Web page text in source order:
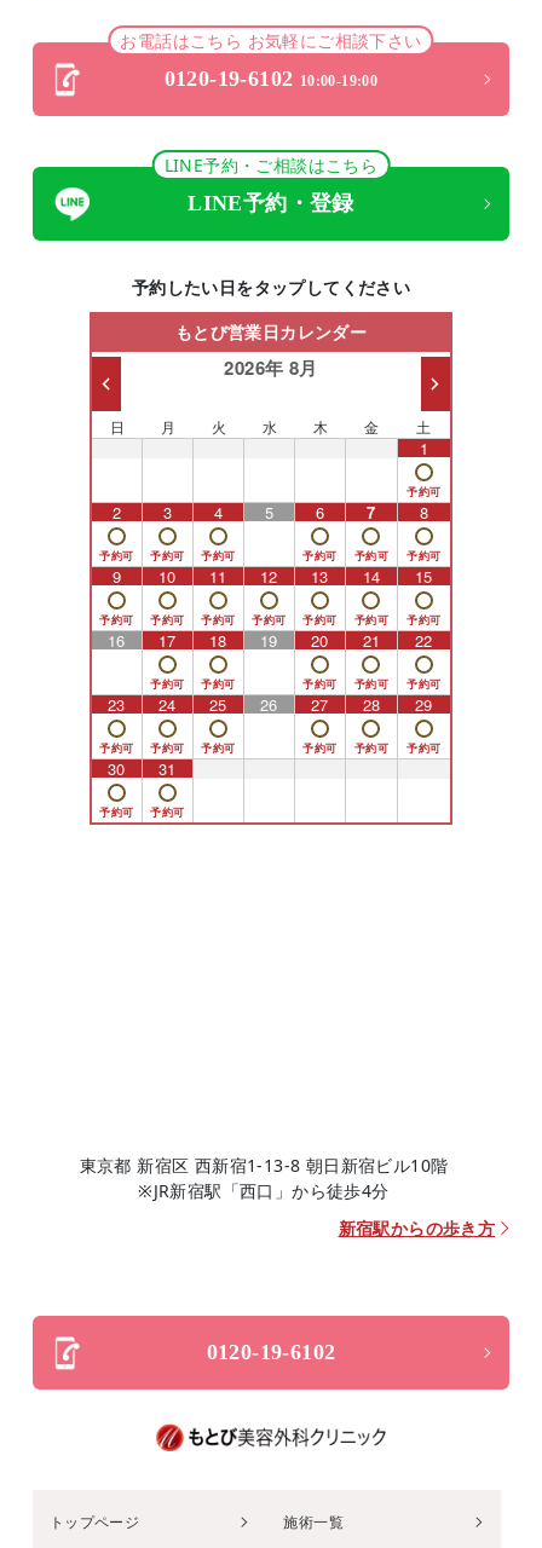
お電話はこちら お気軽にご相談下さい
0120-19-6102 10:00-19:00
LINE予約・ご相談はこちら
LINE予約・登録
予約したい日をタップしてください
もとび営業日カレンダー
2026年 8月
日 月 火 水 木 金 土
1
2 3 4 5 6 7 8
9 10 11 12 13 14 15
16 17 18 19 20 21 22
23 24 25 26 27 28 29
30 31
東京都 新宿区 西新宿1-13-8 朝日新宿ビル10階
※JR新宿駅「西口」から徒歩4分
新宿駅からの歩き方
0120-19-6102
トップページ 施術一覧